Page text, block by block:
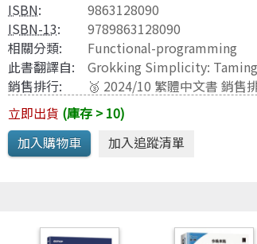
ISBN:
9863128090
ISBN-13:
9789863128090
相關分類:
Functional-programming
此書翻譯自:
Grokking Simplicity:
銷售排行:
🥉 2024/10 繁體中文書 銷售
立即出貨 (庫存 > 10)